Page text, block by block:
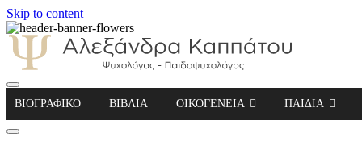
Skip to content
Αλεξάνδρα Καππάτου Ψυχολόγος –
ΒΙΟΓΡΑΦΙΚΟ ΒΙΒΛΙΑ ΟΙΚΟΓΕΝΕΙΑ ΠΑΙΔΙΑ